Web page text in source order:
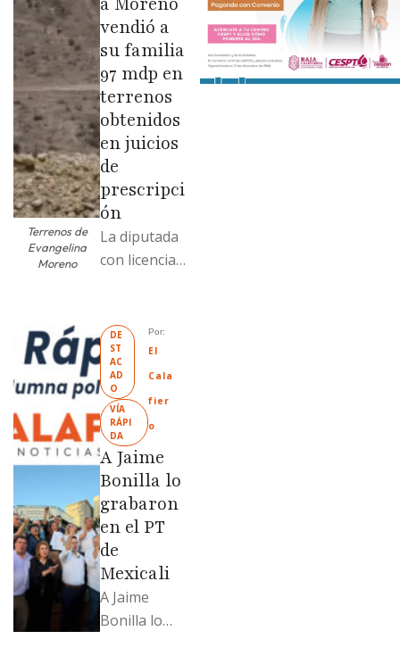
Terrenos de
Evangelina
Moreno
vendió a
su familia
97 mdp en
terrenos
obtenidos
en juicios
de
prescripci
ón
La diputada
con licencia
antecedente
s de
prescripción
positiva; uno
fue
revendido
329% por
encima …
DE
ST
AC
AD
O
VÍA
RÁPI
DA
Por:
El
Cala
fier
o
A Jaime
Bonilla lo
grabaron
en el PT
de
Mexicali
A Jaime
Bonilla lo